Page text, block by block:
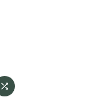
